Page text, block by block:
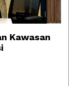
Kawasan